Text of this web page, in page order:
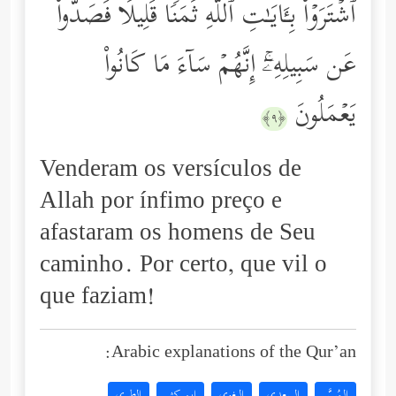
ٱشۡتَرَوۡاْ بِـَٔایَـٰتِ ٱللَّهِ ثَمَنࣰا قَلِیلࣰا فَصَدُّواْ
عَن سَبِیلِهِۦۤۚ إِنَّهُمۡ سَاۤءَ مَا كَانُواْ
یَعۡمَلُونَ ﴿٩﴾
Venderam os versículos de
Allah por ínfimo preço e
afastaram os homens de Seu
caminho. Por certo, que vil o
que faziam!
Arabic explanations of the Qur’an: